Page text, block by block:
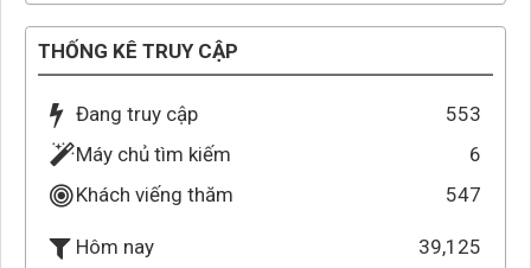
THỐNG KÊ TRUY CẬP
Đang truy cập
553
Máy chủ tìm kiếm
6
Khách viếng thăm
547
Hôm nay
39,125